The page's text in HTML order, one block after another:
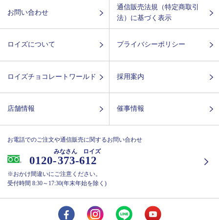
お問い合わせ
通信販売法規（特定商取引
法）に基づく表示
ロイズについて プライバシーポリシー
ロイズチョコレートワールド 採用案内
店舗情報 催事情報
お電話でのご注文や通信販売に関するお問い合わせ
0120-373-612
みなさん ロイズ
※おかけ間違いにご注意ください。
受付時間 8:30～17:30(年末年始を除く)